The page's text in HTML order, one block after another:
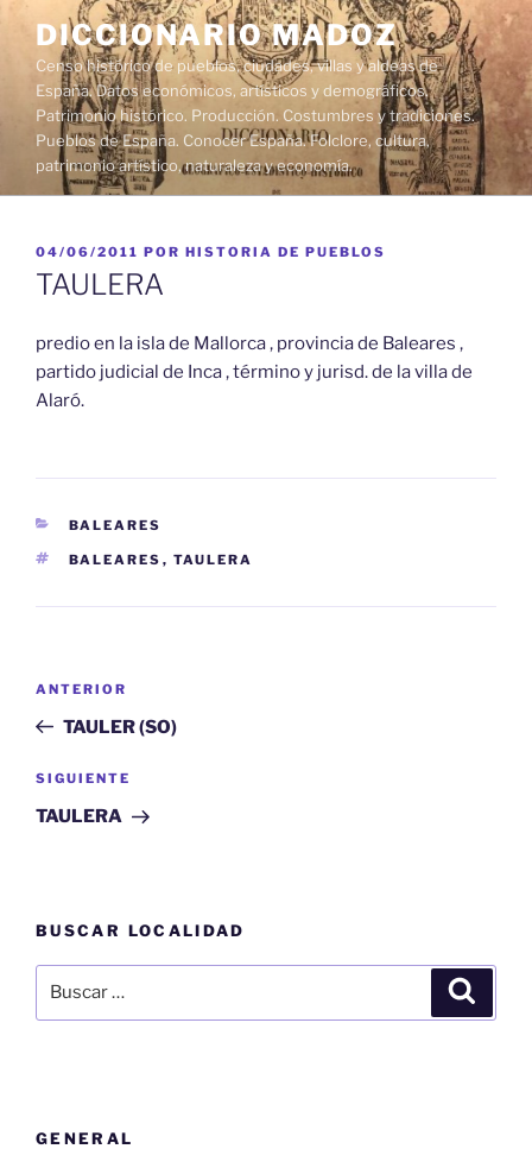
contenido
DICCIONARIO MADOZ
Censo histórico de pueblos, ciudades, villas y aldeas de
España. Datos económicos, artísticos y demográficos.
Patrimonio histórico. Producción. Costumbres y tradiciones.
Pueblos de España. Conocer España. Folclore, cultura,
patrimonio artístico, naturaleza y economía.
PUBLICADO
EL
04/06/2011 POR HISTORIA DE PUEBLOS
TAULERA
predio en la isla de Mallorca , provincia de Baleares ,
partido judicial de Inca , término y jurisd. de la villa de
Alaró.
CATEGORÍAS
BALEARES
ETIQUETAS
BALEARES , TAULERA
entradas
Entrada
anterior:
ANTERIOR
TAULER (SO)
Siguiente
entrada
SIGUIENTE
TAULERA
BUSCAR LOCALIDAD
por:
GENERAL